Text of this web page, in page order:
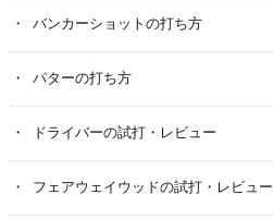
バンカーショットの打ち方
パターの打ち方
ドライバーの試打・レビュー
フェアウェイウッドの試打・レビュー